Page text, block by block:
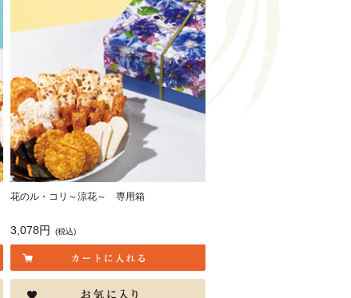
花のル・コリ～涼花～ 専用箱
3,078円 (税込)